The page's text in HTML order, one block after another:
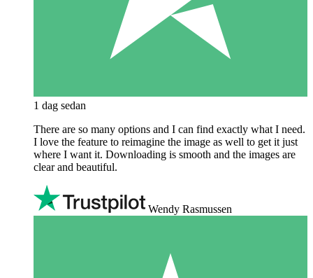
1 dag sedan
There are so many options and I can find exactly what I need.
I love the feature to reimagine the image as well to get it just
where I want it. Downloading is smooth and the images are
clear and beautiful.
Wendy Rasmussen